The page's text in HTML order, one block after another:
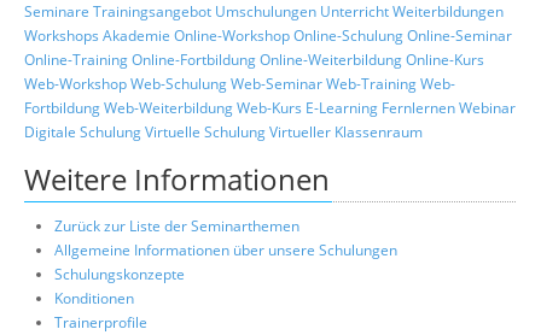
Seminare Trainingsangebot Umschulungen UnterrichtWeiterbildungen
Workshops Akademie Online-WorkshopOnline-SchulungOnline-Seminar
Online-TrainingOnline-FortbildungOnline-WeiterbildungOnline-Kurs
Web-WorkshopWeb-SchulungWeb-SeminarWeb-TrainingWeb-
FortbildungWeb-WeiterbildungWeb-Kurs E-Learning FernlernenWebinar
Digitale SchulungVirtuelle SchulungVirtueller Klassenraum
Weitere Informationen
Zurück zur Liste der Seminarthemen
Allgemeine Informationen über unsere Schulungen
Schulungskonzepte
Konditionen
Trainerprofile